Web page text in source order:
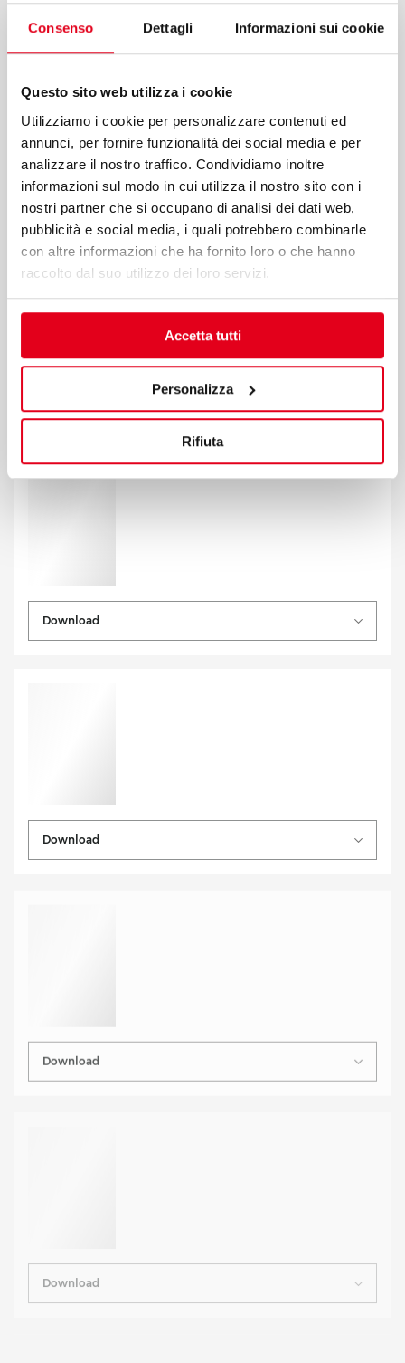
Consenso Dettagli Informazioni sui cookie
Questo sito web utilizza i cookie
Utilizziamo i cookie per personalizzare contenuti ed
annunci, per fornire funzionalità dei social media e per
analizzare il nostro traffico. Condividiamo inoltre
informazioni sul modo in cui utilizza il nostro sito con i
nostri partner che si occupano di analisi dei dati web,
pubblicità e social media, i quali potrebbero combinarle
con altre informazioni che ha fornito loro o che hanno
raccolto dal suo utilizzo dei loro servizi.
Accetta tutti
Personalizza
Rifiuta
Download
Download
Download
Download
Download